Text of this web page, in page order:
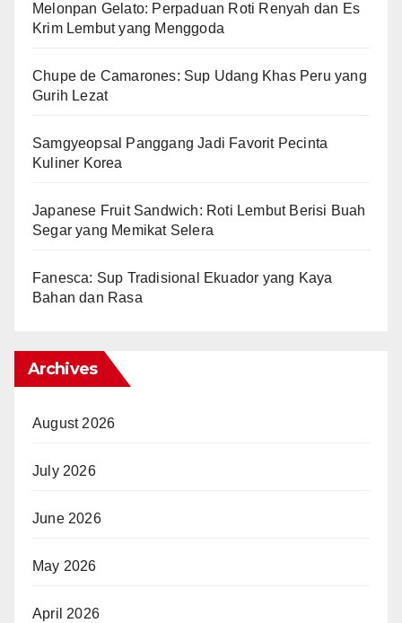
Melonpan Gelato: Perpaduan Roti Renyah dan Es
Krim Lembut yang Menggoda
Chupe de Camarones: Sup Udang Khas Peru yang
Gurih Lezat
Samgyeopsal Panggang Jadi Favorit Pecinta
Kuliner Korea
Japanese Fruit Sandwich: Roti Lembut Berisi Buah
Segar yang Memikat Selera
Fanesca: Sup Tradisional Ekuador yang Kaya
Bahan dan Rasa
Archives
August 2026
July 2026
June 2026
May 2026
April 2026